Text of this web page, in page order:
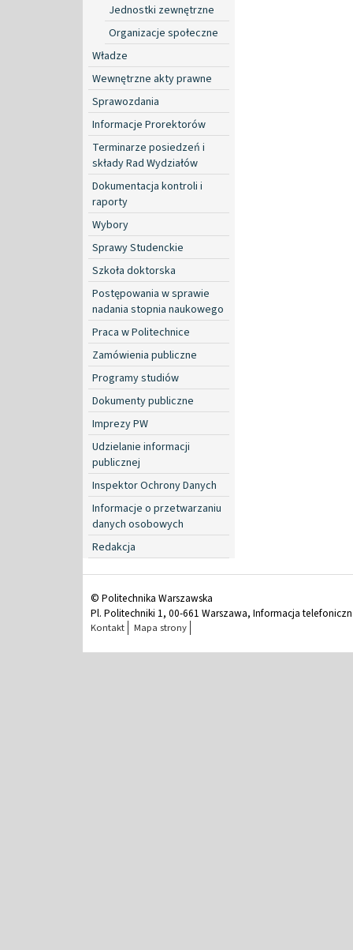
Jednostki zewnętrzne
Organizacje społeczne
Władze
Wewnętrzne akty prawne
Sprawozdania
Informacje Prorektorów
Terminarze posiedzeń i
składy Rad Wydziałów
Dokumentacja kontroli i
raporty
Wybory
Sprawy Studenckie
Szkoła doktorska
Postępowania w sprawie
nadania stopnia naukowego
Praca w Politechnice
Zamówienia publiczne
Programy studiów
Dokumenty publiczne
Imprezy PW
Udzielanie informacji
publicznej
Inspektor Ochrony Danych
Informacje o przetwarzaniu
danych osobowych
Redakcja
© Politechnika Warszawska
Pl. Politechniki 1, 00-661 Warszawa, Informacja
Kontakt Mapa strony